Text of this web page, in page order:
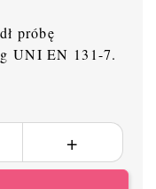
próbę
UNI EN 131-7.